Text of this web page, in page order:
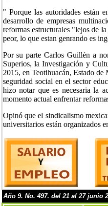
" Porque las autoridades están
desarrollo de empresas
reformas estructurales "lejos de
peor, lo que estan genrando es
Por su parte Carlos Guillén a
Superios, la Investigación y
2015, en Teotihuacán, Estado
seguridad social en el sector
hizo notar que es necesaria la
momento actual enfrentar
Opinó que el sindicalismo
universitarios están organizados
Año 9. No. 497. del 21 al 27 junio